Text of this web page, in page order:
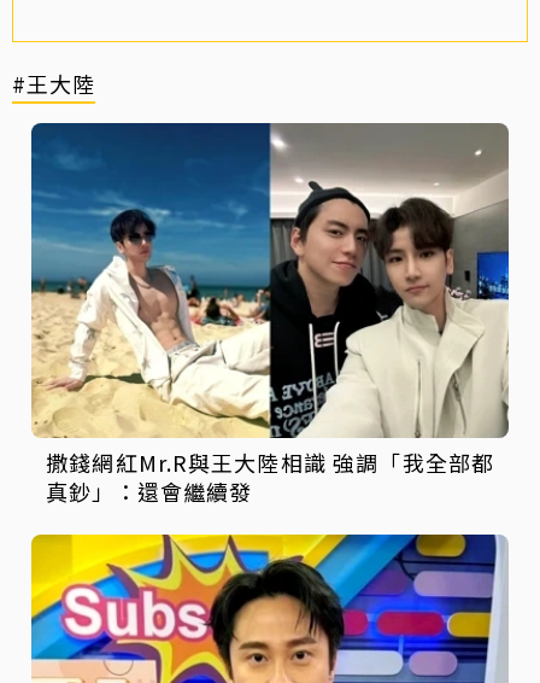
#王大陸
撒錢網紅Mr.R與王大陸相識 強調「我全部都
真鈔」：還會繼續發